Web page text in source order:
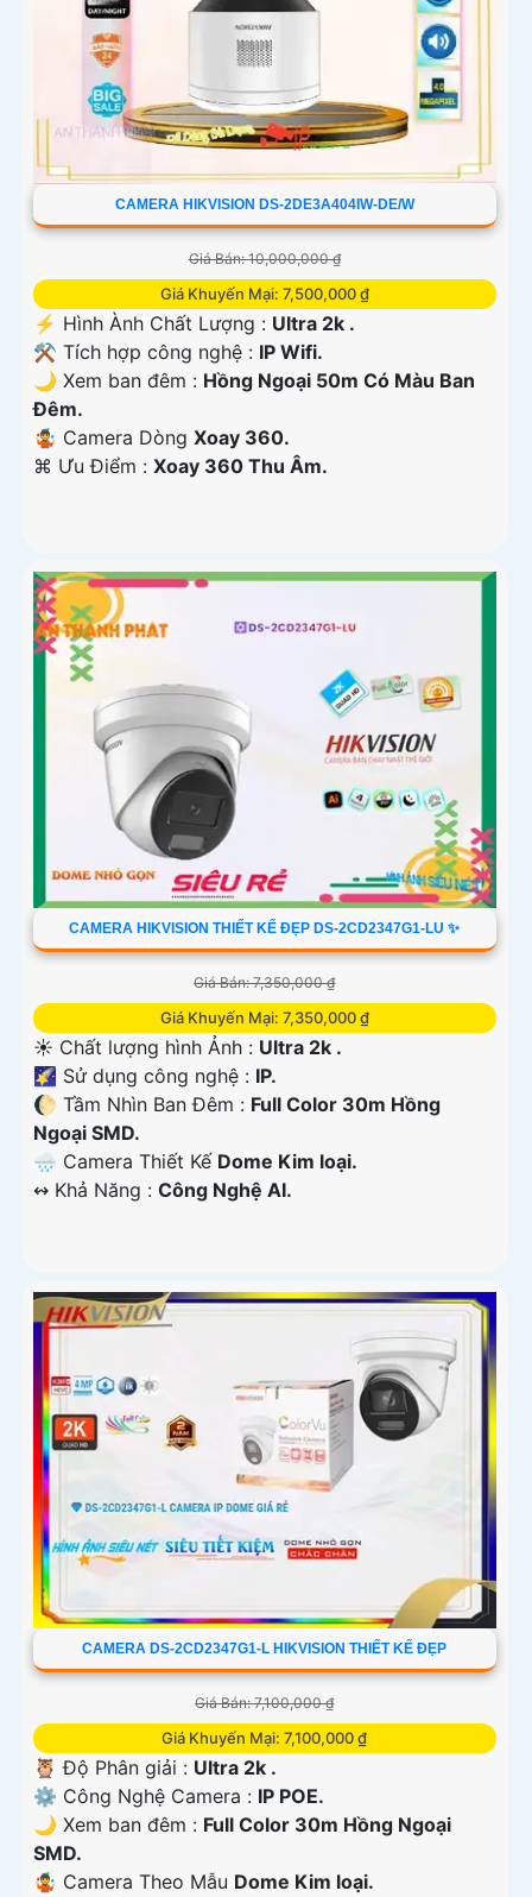
CAMERA HIKVISION DS-2DE3A404IW-DE/W
Giá Bán: 10,000,000 ₫
Giá Khuyến Mại: 7,500,000 ₫
️⚡ Hình Ành Chất Lượng : Ultra 2k .
⚒ Tích hợp công nghệ : IP Wifi.
🌙 Xem ban đêm : Hồng Ngoại 50m Có Màu Ban
Đêm.
🤹 Camera Dòng Xoay 360.
️⌘ Ưu Điểm : Xoay 360 Thu Âm.
CAMERA HIKVISION THIẾT KẾ ĐẸP DS-2CD2347G1-LU ✨
Giá Bán: 7,350,000 ₫
Giá Khuyến Mại: 7,350,000 ₫
☀️ Chất lượng hình Ảnh : Ultra 2k .
🌠 Sử dụng công nghệ : IP.
🌔 Tầm Nhìn Ban Đêm : Full Color 30m Hồng
Ngoại SMD.
🌧️ Camera Thiết Kế Dome Kim loại.
️↭ Khả Năng : Công Nghệ AI.
CAMERA DS-2CD2347G1-L HIKVISION THIẾT KẾ ĐẸP
Giá Bán: 7,100,000 ₫
Giá Khuyến Mại: 7,100,000 ₫
🦉 Độ Phân giải : Ultra 2k .
⚙ Công Nghệ Camera : IP POE.
🌙 Xem ban đêm : Full Color 30m Hồng Ngoại
SMD.
🤹 Camera Theo Mẫu Dome Kim loại.